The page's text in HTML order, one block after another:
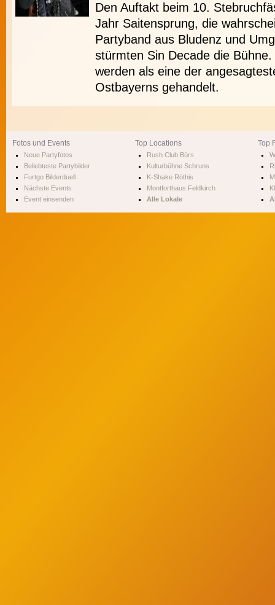
Den Auftakt beim 10.
Jahr Saitensprung, die
Partyband aus Bludenz und
stürmten Sin Decade die
werden als eine der
Ostbayerns gehandelt.
Fotos und Events
Neue Partyfotos
Beliebteste Partybilder
Furtgo Bilderduell
Nächste Events
Event einsenden
Top Locations
Rush Club Bürs
Kulturbühne Schruns
K-Shake Röthis
Montforthaus Feldkirch
Alle Lokale
Top